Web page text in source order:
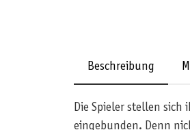
Beschreibung
Die Spieler stellen
eingebunden. Denn